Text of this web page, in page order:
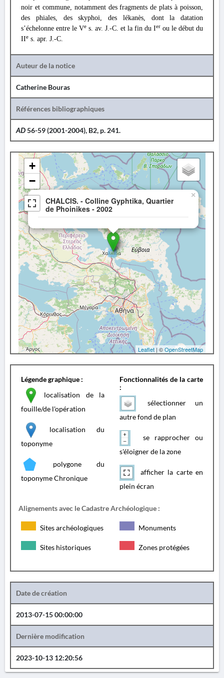
noir et commune, notamment des fragments de plats à poisson,
des phiales, des skyphoi, des lékanès, dont la datation
s’échelonne entre le Ve s. av. J.-C. et la fin du Ier ou le début du
IIe s. apr. J.-C.
Auteur de la notice
Catherine Bouras
Références bibliographiques
AD56-59 (2001-2004), B2, p. 241.
CHALCIS. - Colline Gyphtika, Quartier
de Phoinikes - 2002
×
+
−
Leaflet | ©OpenStreetMap
Légende graphique :
localisation de la
fouille/de l'opération
localisation du
toponyme
polygone du
toponyme Chronique
Fonctionnalités de la carte
:
sélectionner un
autre fond de plan
se rapprocher ou
s'éloigner de la zone
afficher la carte en
plein écran
Alignements avec le Cadastre Archéologique :
Sites archéologiques Monuments
Sites historiques Zones protégées
Date de création
2013-07-15 00:00:00
Dernière modification
2023-10-13 12:20:56